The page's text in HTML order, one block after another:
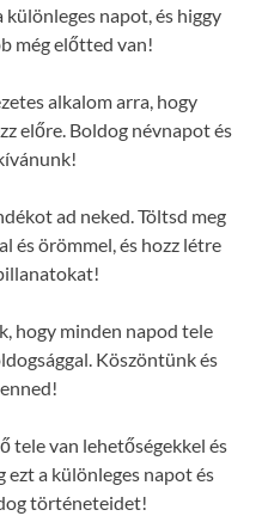
különleges napot, és higgy
még előtted van!
alkalom arra, hogy
előre. Boldog névnapot és
ad neked. Töltsd meg
és örömmel, és hozz létre
hogy minden napod tele
Köszöntünk és
tele van lehetőségekkel és
ezt a különleges napot és
történeteidet!